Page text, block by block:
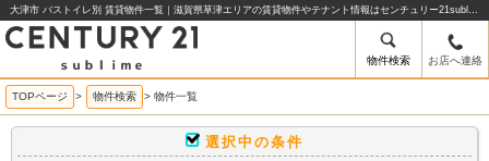
大津市 バストイレ別 賃貸物件一覧｜滋賀県草津エリアの賃貸物件やテナント情報はセンチュリー21sublime
物件検索 お店へ連絡
TOPページ > 物件検索 > 物件一覧
選択中の条件